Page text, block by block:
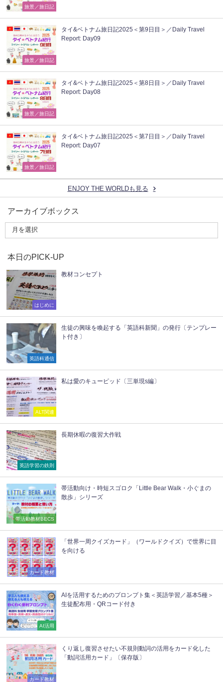
旅景／旅日記
旅景／旅日記
タイ&ベトナム旅日記2025＜第9日目＞／Daily Travel
Report: Day09
旅景／旅日記
タイ&ベトナム旅日記2025＜第8日目＞／Daily Travel
Report: Day08
旅景／旅日記
タイ&ベトナム旅日記2025＜第7日目＞／Daily Travel
Report: Day07
ENJOY THE WORLDも見る
アーカイブボックス
本日のPICK-UP
はじめに
教材コンセプト
英語科通信
生徒の興味を喚起する「英語科新聞」の発行〔テンプレー
ト付き〕
ALT関連
私は愛のキューピッド〔三単現s編〕
英語学習の鉄則
長期休暇の復習大作戦
帯活動教材BECS
帯活動向け・時短スゴロク「Little Bear Walk・小ぐまの
散歩」シリーズ
カード教材
「世界一周クイズカード」（ワールドクイズ）で世界に目
を向ける
AI活用
AIを活用するためのプロンプト集＜英語学習／基本5種＞
生徒配布用・QRコード付き
カード教材
くり返し復習させたい不規則動詞の活用をカード化した
「動詞活用カード」〔保存版〕